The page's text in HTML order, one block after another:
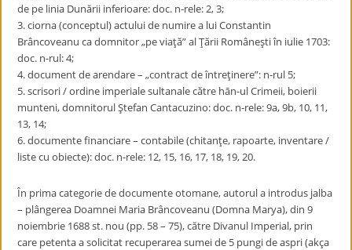
de pe linia Dunării inferioare: doc. n-rele: 2, 3;
3. ciorna (conceptul) actului de numire a lui Constantin
Brâncoveanu ca domnitor „pe viaţă” al Ţării Româneşti în iulie 1703:
doc. n-rul: 4;
4. document de arendare – „contract de întreţinere”: n-rul 5;
5. scrisori / ordine imperiale sultanale către hān-ul Crimeii, boierii
munteni, domnitorul Ştefan Cantacuzino: doc. n-rele: 9a, 9b, 10, 11,
13, 14;
6. documente financiare – contabile (chitanţe, rapoarte, inventare /
liste cu obiecte): doc. n-rele: 12, 15, 16, 17, 18, 19, 20.
În prima categorie de documente otomane, autorul a introdus jalba
– plângerea Doamnei Maria Brâncoveanu (Domna Marya), din 9
noiembrie 1688 st. nou (pp. 58 – 75), către Divanul Imperial, prin
care petenta a solicitat recuperarea sumei de 5 pungi de aspri (akça